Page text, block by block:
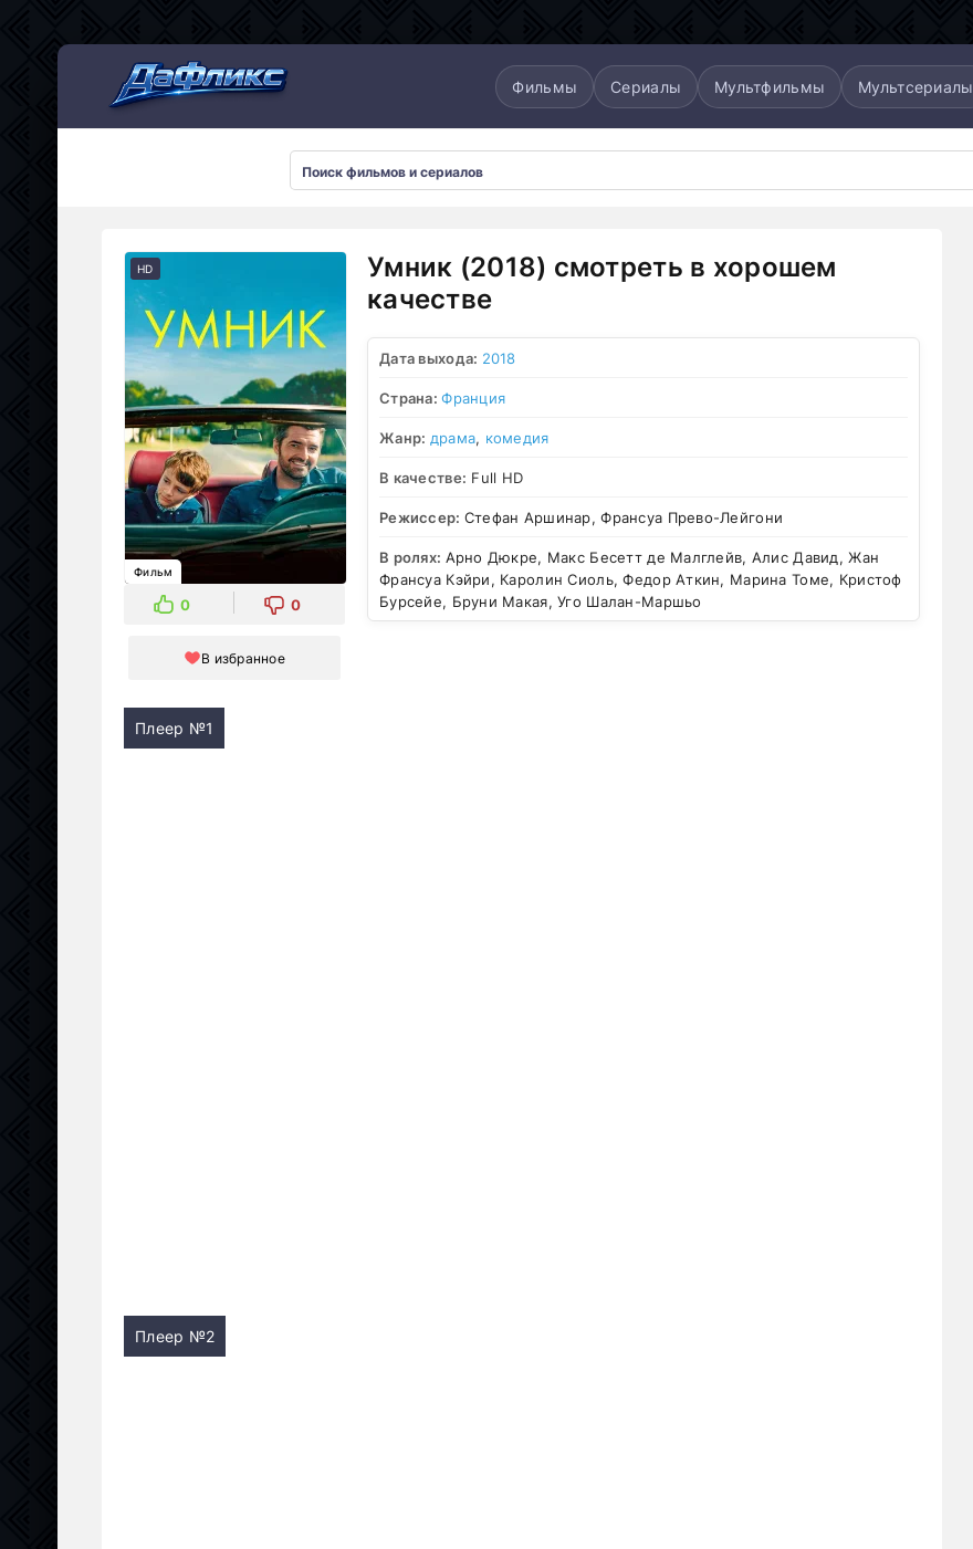
Фильмы Сериалы Мультфильмы Мультсериалы
HD
Фильм
0 0
В избранное
Умник (2018) смотреть в хорошем
качестве
Дата выхода: 2018
Страна:Франция
Жанр: драма, комедия
В качестве: Full HD
Режиссер: Стефан Аршинар, Франсуа Прево-Лейгони
В ролях: Арно Дюкре, Макс Бесетт де Малглейв, Алис Давид, Жан
Франсуа Кэйри, Каролин Сиоль, Федор Аткин, Марина Томе, Кристоф
Бурсейе, Бруни Макая, Уго Шалан-Маршьо
Плеер №1
Плеер №2
Мультсериалы